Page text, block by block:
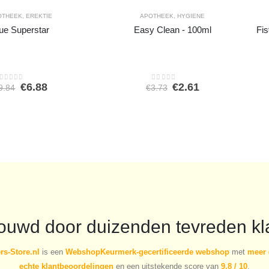
, EREKTIE
Superstar
out of 5Oorspronkelijke
€6.88Huidige
APOTHEEK, HYGIENE
Easy Clean - 100ml
0out of 5
€3.73 Oorspronkelijke
€2.61
door duizenden tevreden
Store.nl is een WebshopKeurmerk-gecertificeerde webshop met meer
echte klantbeoordelingen en een uitstekende score van 9,8 / 10